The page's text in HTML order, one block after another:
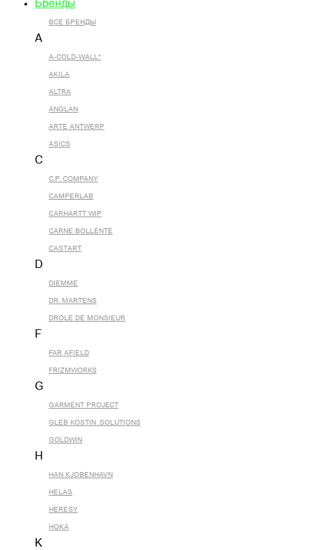
Бренды
ВСЕ БРЕНДЫ
A
A-COLD-WALL*
AKILA
ALTRA
ANGLAN
ARTE ANTWERP
ASICS
C
C.P. COMPANY
CAMPERLAB
CARHARTT WIP
CARNE BOLLENTE
CASTART
D
DIEMME
DR. MARTENS
DROLE DE MONSIEUR
F
FAR AFIELD
FRIZMWORKS
G
GARMENT PROJECT
GLEB KOSTIN .SOLUTIONS
GOLDWIN
H
HAN KJOBENHAVN
HELAS
HERESY
HOKA
K